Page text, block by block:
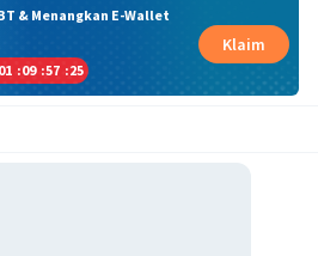
& Menangkan E-Wallet
01 :09 :57 :24
Klaim